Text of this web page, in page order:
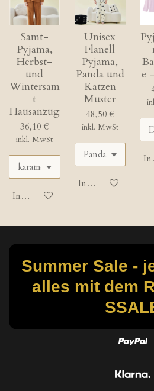
Samt-
Pyjama,
Herbst-
und
Wintersam
t
Hausanzug
36,10 €
inkl. MwSt
In den Warenkorb
Unisex
Flanell
Pyjama,
Panda und
Katzen
Muster
48,50 €
inkl. MwSt
In den Warenkorb
e
In
Summer Sale -
alles mit dem